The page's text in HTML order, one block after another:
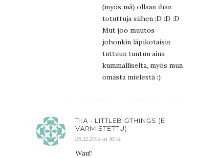
(myös mä) ollaan ihan
totuttuja siihen :D :D :D
Mut joo muutos
johonkin läpikotaisin
tuttuun tuntuu aina
kummalliselta, myös mun
omasta mielestä :)
TIIA - LITTLEBIGTHINGS (EI
VARMISTETTU)
28.12.2014 at 10:14
Wau!!